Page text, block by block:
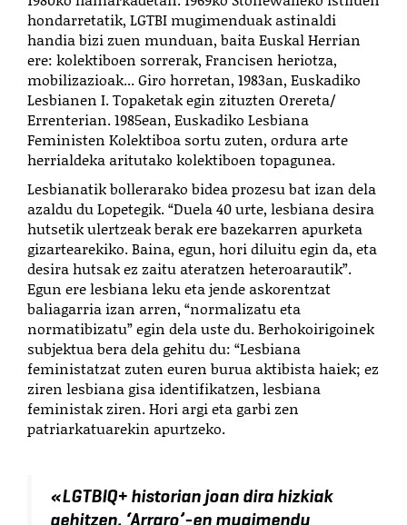
hondarretatik, LGTBI mugimenduak astinaldi
handia bizi zuen munduan, baita Euskal Herrian
ere: kolektiboen sorrerak, Francisen heriotza,
mobilizazioak... Giro horretan, 1983an, Euskadiko
Lesbianen I. Topaketak egin zituzten Orereta/
Errenterian. 1985ean, Euskadiko Lesbiana
Feministen Kolektiboa sortu zuten, ordura arte
herrialdeka aritutako kolektiboen topagunea.
Lesbianatik bollerarako bidea prozesu bat izan dela
azaldu du Lopetegik. “Duela 40 urte, lesbiana desira
hutsetik ulertzeak berak ere bazekarren apurketa
gizartearekiko. Baina, egun, hori diluitu egin da, eta
desira hutsak ez zaitu ateratzen heteroarautik”.
Egun ere lesbiana leku eta jende askorentzat
baliagarria izan arren, “normalizatu eta
normatibizatu” egin dela uste du. Berhokoirigoinek
subjektua bera dela gehitu du: “Lesbiana
feministatzat zuten euren burua aktibista haiek; ez
ziren lesbiana gisa identifikatzen, lesbiana
feministak ziren. Hori argi eta garbi zen
patriarkatuarekin apurtzeko.
«LGTBIQ+ historian joan dira hizkiak
gehitzen. ‘Arraro’-en mugimendu